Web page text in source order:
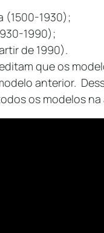
(1500-1930);
1990);
de 1990).
que os
anterior.
os modelos